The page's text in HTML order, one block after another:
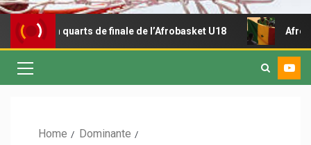
de finale de l’Afrobasket U18 Afrobasket U18 –
Home
Dominante